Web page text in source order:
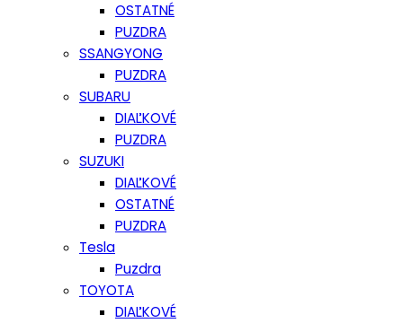
OSTATNÉ
PUZDRA
SSANGYONG
PUZDRA
SUBARU
DIAĽKOVÉ
PUZDRA
SUZUKI
DIAĽKOVÉ
OSTATNÉ
PUZDRA
Tesla
Puzdra
TOYOTA
DIAĽKOVÉ